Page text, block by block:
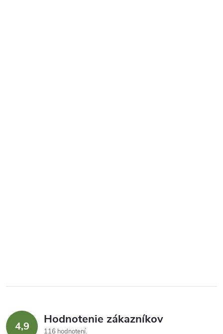
4,9 Hodnotenie zákazníkov
116 hodnotení